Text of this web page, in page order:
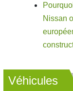
Nissan
Véhicules